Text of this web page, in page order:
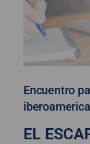
Encuentro
EL